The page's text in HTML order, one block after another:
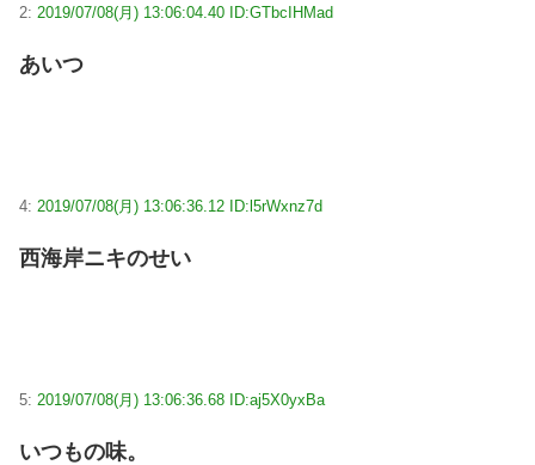
2: 2019/07/08(月) 13:06:04.40 ID:GTbcIHMad
あいつ
4: 2019/07/08(月) 13:06:36.12 ID:l5rWxnz7d
西海岸ニキのせい
5: 2019/07/08(月) 13:06:36.68 ID:aj5X0yxBa
いつもの味。